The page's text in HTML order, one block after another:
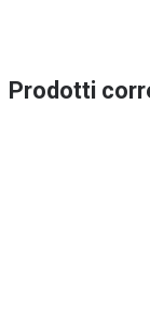
Prodotti